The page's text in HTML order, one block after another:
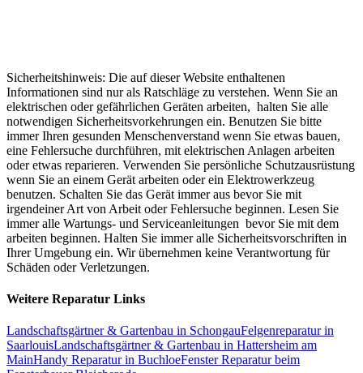
Sicherheitshinweis: Die auf dieser Website enthaltenen
Informationen sind nur als Ratschläge zu verstehen. Wenn Sie an
elektrischen oder gefährlichen Geräten arbeiten, halten Sie alle
notwendigen Sicherheitsvorkehrungen ein. Benutzen Sie bitte
immer Ihren gesunden Menschenverstand wenn Sie etwas bauen,
eine Fehlersuche durchführen, mit elektrischen Anlagen arbeiten
oder etwas reparieren. Verwenden Sie persönliche Schutzausrüstung
wenn Sie an einem Gerät arbeiten oder ein Elektrowerkzeug
benutzen. Schalten Sie das Gerät immer aus bevor Sie mit
irgendeiner Art von Arbeit oder Fehlersuche beginnen. Lesen Sie
immer alle Wartungs- und Serviceanleitungen bevor Sie mit dem
arbeiten beginnen. Halten Sie immer alle Sicherheitsvorschriften in
Ihrer Umgebung ein. Wir übernehmen keine Verantwortung für
Schäden oder Verletzungen.
Weitere Reparatur Links
Landschaftsgärtner & Gartenbau in SchongauFelgenreparatur in
SaarlouisLandschaftsgärtner & Gartenbau in Hattersheim am
MainHandy Reparatur in BuchloeFenster Reparatur beim